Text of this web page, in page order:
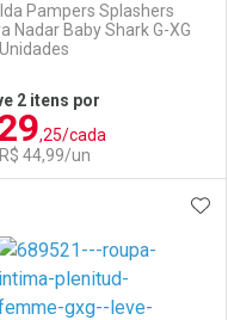
sem Desconto
Por R$ 27,79/cada
sem Desconto
R$ 27,79/cada
Pampers Splashers
Nadar Baby Shark G-XG
2 itens por
,25/cada
44,99/un
Menos
AOS FAVORITOS